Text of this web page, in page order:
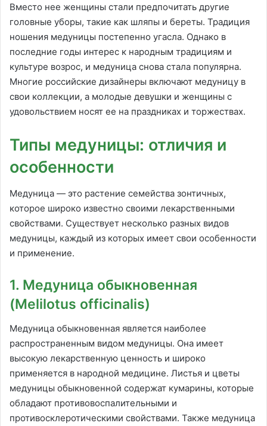
Вместо нее женщины стали предпочитать другие
головные уборы, такие как шляпы и береты. Традиция
ношения медуницы постепенно угасла. Однако в
последние годы интерес к народным традициям и
культуре возрос, и медуница снова стала популярна.
Многие российские дизайнеры включают медуницу в
свои коллекции, а молодые девушки и женщины с
удовольствием носят ее на праздниках и торжествах.
Типы медуницы: отличия и
особенности
Медуница — это растение семейства зонтичных,
которое широко известно своими лекарственными
свойствами. Существует несколько разных видов
медуницы, каждый из которых имеет свои особенности
и применение.
1. Медуница обыкновенная
(Melilotus officinalis)
Медуница обыкновенная является наиболее
распространенным видом медуницы. Она имеет
высокую лекарственную ценность и широко
применяется в народной медицине. Листья и цветы
медуницы обыкновенной содержат кумарины, которые
обладают противовоспалительными и
противосклеротическими свойствами. Также медуница